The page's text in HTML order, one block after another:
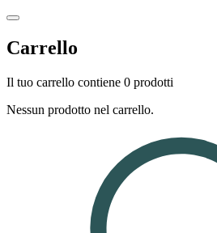
Carrello
Il tuo carrello contiene 0 prodotti
Nessun prodotto nel carrello.